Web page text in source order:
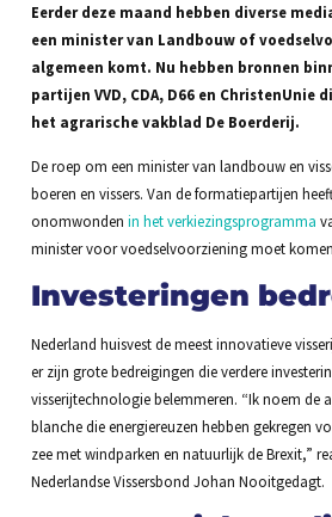
Eerder deze maand hebben diverse
een minister van Landbouw of
algemeen komt. Nu hebben bronnen
partijen VVD, CDA, D66 en ChristenUnie
het agrarische vakblad De Boerderij.
De roep om een minister van landbouw en
boeren en vissers. Van de formatiepartijen
onomwonden in het verkiezingsprogramma
minister voor voedselvoorziening moet
Investeringen
Nederland huisvest de meest innovatieve
er zijn grote bedreigingen die verdere
visserijtechnologie belemmeren. “Ik noem de
blanche die energiereuzen hebben gekregen
zee met windparken en natuurlijk de Brexit,”
Nederlandse Vissersbond Johan Nooitgedagt.